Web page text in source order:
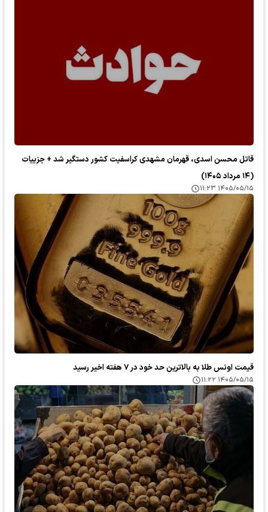
قاتل محسن اسدی، قهرمان مشهدی کراسفیت کشور دستگیر شد + جزییات
(۱۴ مرداد ۱۴۰۵)
۱۴۰۵/۰۵/۱۵ ۱۱:۲۳
قیمت اونس طلا به بالاترین حد خود در ۷ هفته اخیر رسید
۱۴۰۵/۰۵/۱۵ ۱۱:۲۲